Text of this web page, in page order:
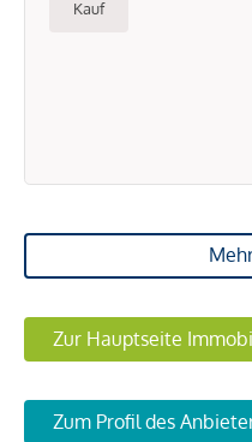
Garten &
Kauf
Zur Hauptseite
Zum Profil des